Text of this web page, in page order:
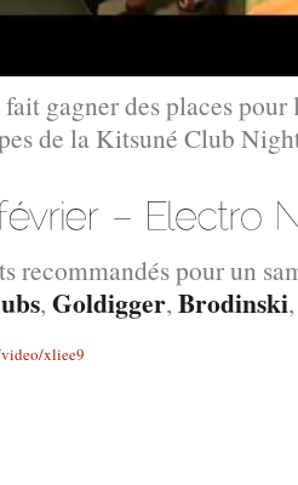
gagner des places
de la Kitsuné Club
recommandés pour un
, Goldigger, Brodinski
xliee9